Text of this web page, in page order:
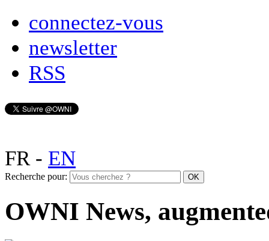
connectez-vous
newsletter
RSS
FR- EN
Recherche pour:
OWNI News,